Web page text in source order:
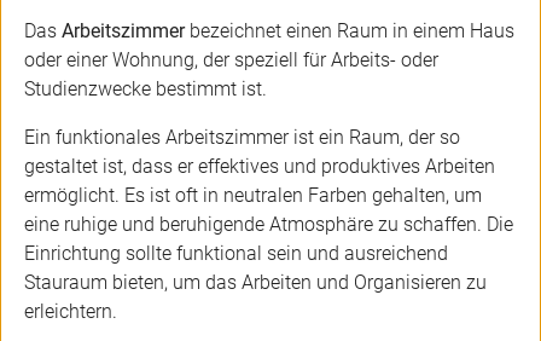
Das Arbeitszimmer bezeichnet einen Raum in einem Haus
oder einer Wohnung, der speziell für Arbeits- oder
Studienzwecke bestimmt ist.
Ein funktionales Arbeitszimmer ist ein Raum, der so
gestaltet ist, dass er effektives und produktives Arbeiten
ermöglicht. Es ist oft in neutralen Farben gehalten, um
eine ruhige und beruhigende Atmosphäre zu schaffen. Die
Einrichtung sollte funktional sein und ausreichend
Stauraum bieten, um das Arbeiten und Organisieren zu
erleichtern.